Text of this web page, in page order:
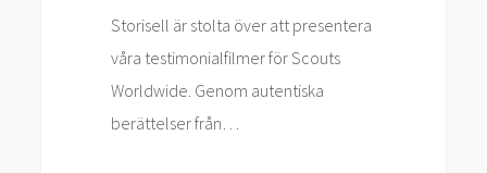
Storisell är stolta över att presentera
våra testimonialfilmer för Scouts
Worldwide. Genom autentiska
berättelser från…